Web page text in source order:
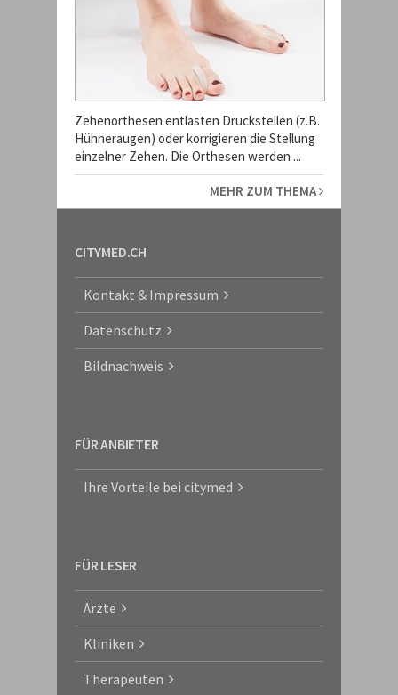
Zehenorthesen entlasten Druckstellen (z.B.
Hühneraugen) oder korrigieren die Stellung
einzelner Zehen. Die Orthesen werden ...
MEHR ZUM THEMA
CITYMED.CH
Kontakt & Impressum
Datenschutz
Bildnachweis
FÜR ANBIETER
Ihre Vorteile bei citymed
FÜR LESER
Ärzte
Kliniken
Therapeuten